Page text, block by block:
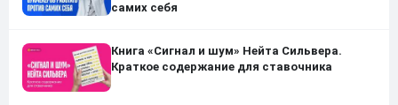
самих себя
Книга «Сигнал и шум» Нейта Сильвера.
Краткое содержание для ставочника